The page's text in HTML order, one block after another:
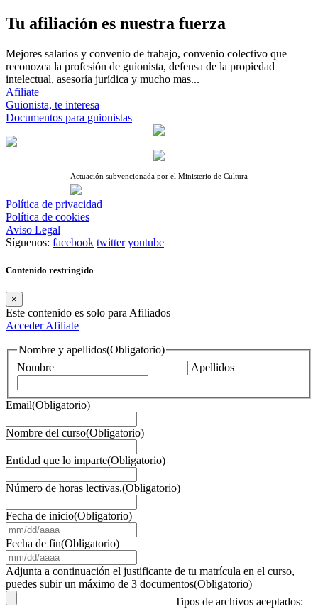
Tu afiliación es nuestra fuerza
Mejores salarios y convenio de trabajo, convenio colectivo que
reconozca la profesión de guionista, defensa de la propiedad
intelectual, asesoría jurídica y mucho mas...
Afiliate
Guionista, te interesa
Documentos para guionistas
Actuación subvencionada por el Ministerio de Cultura
Política de privacidad
Política de cookies
Aviso Legal
Síguenos: facebook twitter youtube
Contenido restringido
×
Este contenido es solo para Afiliados
AccederAfiliate
Nombre y apellidos(Obligatorio)
Nombre
Apellidos
Email(Obligatorio)
Nombre del curso(Obligatorio)
Entidad que lo imparte(Obligatorio)
Número de horas lectivas.(Obligatorio)
Fecha de inicio(Obligatorio)
barra
DD
barra
AAAA
Fecha de fin(Obligatorio)
barra
DD
Adjunta a continuación el justificante de tu matrícula en el curso,
puedes subir un máximo de 3 documentos(Obligatorio)
Tipos de archivos aceptados: